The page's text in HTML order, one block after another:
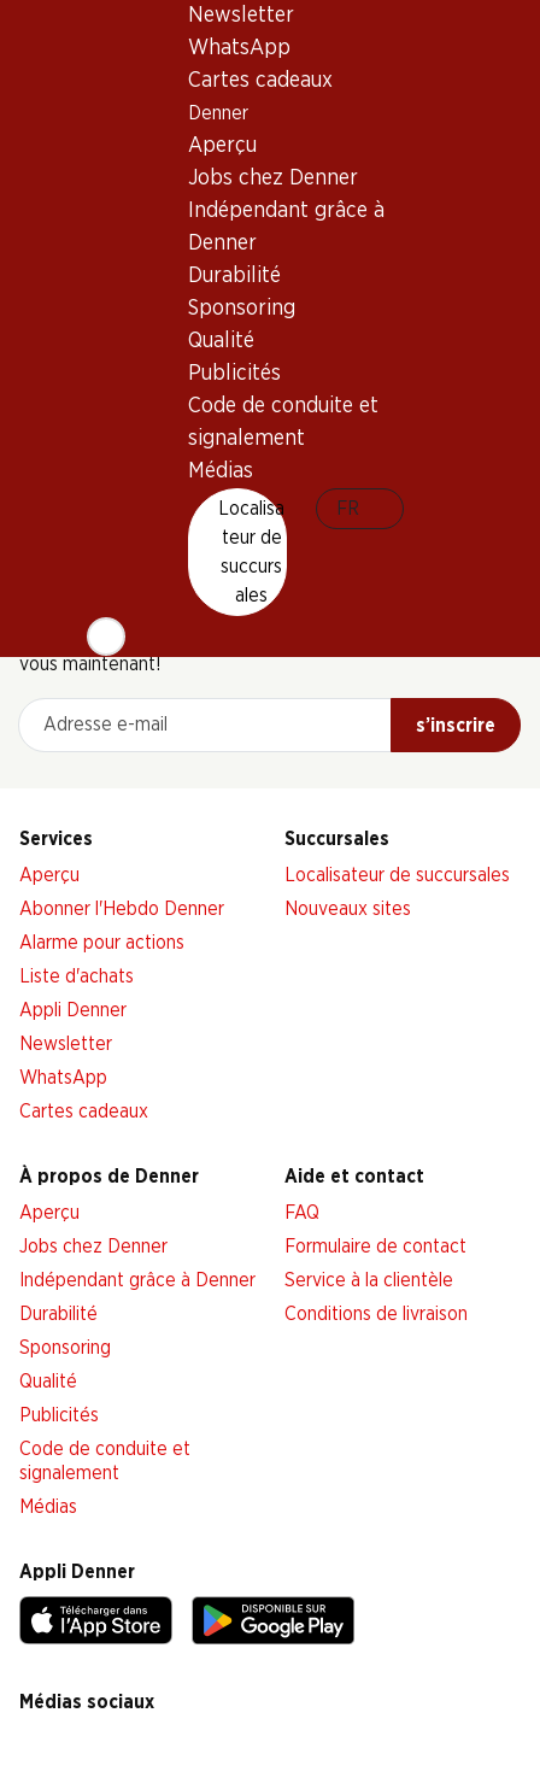
Newsletter
WhatsApp
Cartes cadeaux
Denner
Aperçu
Jobs chez Denner
Indépendant grâce à
Denner
Durabilité
Sponsoring
Qualité
Publicités
Code de conduite et
signalement
Médias
Localisa
teur de
succurs
ales
FR
Carpineto Chianti Classico
5 produits
Haut de la page
Restez au courant grâce à la newsletter Denner. Inscrivez-
vous maintenant!
Adresse e-mail
s’inscrire
Services
Aperçu
Abonner l'Hebdo Denner
Alarme pour actions
Liste d'achats
Appli Denner
Newsletter
WhatsApp
Cartes cadeaux
Succursales
Localisateur de succursales
Nouveaux sites
À propos de Denner
Aperçu
Jobs chez Denner
Indépendant grâce à Denner
Durabilité
Sponsoring
Qualité
Publicités
Code de conduite et
signalement
Médias
Aide et contact
FAQ
Formulaire de contact
Service à la clientèle
Conditions de livraison
Appli Denner
Médias sociaux